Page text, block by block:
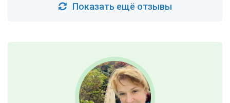
Показать ещё отзывы